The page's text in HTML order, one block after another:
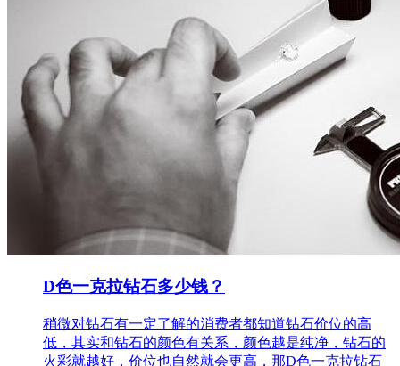
D色一克拉钻石多少钱？
稍微对钻石有一定了解的消费者都知道钻石价位的高
低，其实和钻石的颜色有关系，颜色越是纯净，钻石的
火彩就越好，价位也自然就会更高，那D色一克拉钻石